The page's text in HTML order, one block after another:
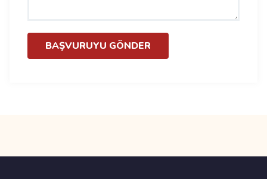
BAŞVURUYU GÖNDER